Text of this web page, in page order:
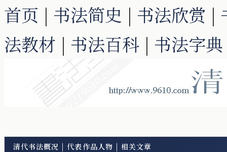
首页 | 书法简史 | 书法欣赏 |
法教材 | 书法百科 | 书法字典
清代书法概况 | 代表作品人物 | 相关文章